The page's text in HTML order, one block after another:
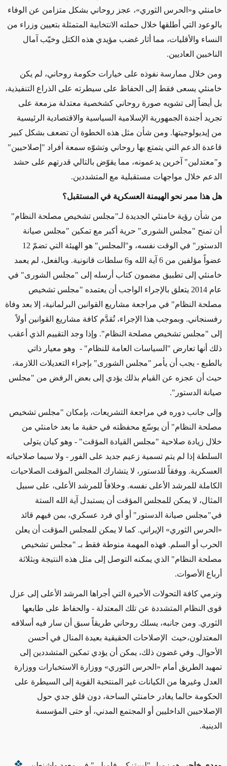
خامنئي و«الحرس الثوري»، عجز روحاني بشكل متزامن عن الوفاء
بالوعود التي أطلقها خلال حملته الانتخابية المتمثلة بتعيين وزراء من
النساء والأقليات، مما أثار غضب مؤيدي هذه الكتل وخيّب آمال
الناخبين العاديين.
ومن خلال ممارسة نفوذه على خيارات حكومة روحاني، لم يكن
خامنئي يسعى فقط إلى الحفاظ على سيطرته على الذراع التنفيذية،
بل أيضاً إلى تشويه صورة روحاني كشخصية معتدلة مزمعة على
تجريد أجندة الجمهورية الإسلامية السياسية والاقتصادية الرئيسية
من إيديولوجيتها. ومن شأن مثل هذه الخطوة أن تضعف بشكل كبير
قاعدة الدعم التي يتمتع بها روحاني وتشوّه سمعة أفراد "إصلاحيين"
و"معتدلين" آخرين يدعمونه، مما يقوّض بالتالي قدرتهم على حشد
الدعم خلال مواجهات مستقبلية مع المتشددين.
هل هذا ممر نحو الهيمنة العسكرية في المستقبل؟
من شأن رؤية خامنئي الجديدة لـ"مجلس تشخيص مصلحة النظام"
أن تمنح "مجلس الشورى" حرية أكبر مع تمكين "مجلس صيانة
الدستور" في الوقت نفسه، و"المجلس" هو الهيئة التي تضمّ 12
عضواً مؤلفين من 6 آية الله و6 سلطات قانونية. وبالفعل، لم يعمد
خامنئي إلى تطبيق مضمون كتاب أرسله إلى "مجلس الشورى" في
عام 2014 يتعلق بالإجراء الواجب أن يعتمده "مجلس تشخيص
مصلحة النظام" في مراجعة مشاريع القوانين البرلمانية، إلا بعد وفاة
رفسنجاني. وبموجب هذا الإجراء، تُقدَّم كافة مشاريع القوانين أولاً
إلى "مجلس تشخيص مصلحة النظام". وإذا وجد التقييم الذي أعقب
ذلك أنها تعارض "السياسات العامة للنظام" - وهو معيار ذاتي
بالطبع - يجب أن يأمر "مجلس الشورى" بإجراء التعديلات اللازمة،
حيث أن عجزه عن القيام بذلك يؤدي إلى بعض الرفض من "مجلس
صيانة الدستور".
وإلى جانب دوره في مراجعة التشريعات، بإمكان "مجلس تشخيص
مصلحة النظام" أن يوسّع محفظته في حقبة ما بعد خامنئي من
خلال زيادة صلاحية "مجلس القيادة المؤقت" - وهو كيان يتولى
السلطة إذا لم يتم تسمية زعيم جديد على الفور - ولا سيما صلاحياته
العسكرية. ووفقاً للدستور، لا يتشارك المجلس المؤقت الصلاحيات
الكاملة للمرشد الأعلى نفسه. وخلافاً للمرشد الأعلى، على سبيل
المثال، لا يمكن للمجلس المؤقت أن يستبدل آية الله الستة
في"مجلس صيانة الدستور" أو أي فرد عسكري، بمن فيهم قائد
«الحرس الثوري» الإيراني. كما لا يمكن للمجلس المؤقت أن يعلن
الحرب أو السلم. فهذه المهمة منوطة فقط بـ "مجلس تشخيص
مصلحة النظام" الذي يمكنه التوصل إلى مثل هذه النتيجة وبثلاثة
أرباع الأصوات.
وترمي كافة التحولات الأخيرة التي أجراها المرشد الأعلى إلى عزل
قوى النظام المتشددة عن تلك المعتدلة - والحفاظ على طابعها
الثوري. ومن جانبه، يسلك روحاني طريقاً سبق أن سار فيه أسلافه
المعتدلون،حيث الإصلاحات الحقيقية بعيدة المنال في أحسن
الأحوال. وفي غضون ذلك، يمكن أن يؤدي تمكين المتشددين إلى
تمهيد الطريق أمام «الحرس الثوري» ووزارة الاستخبارات ووزارة
العدل وغيرها من الكيانات غير المنتخبة القوية إلى السيطرة على
الحكومة حالما يغادر خامنئي الساحة، دون قلق جدي حول
الإصلاحيين الداخليين أو المجتمع المدني، أو حتى المؤسسة
الدينية.